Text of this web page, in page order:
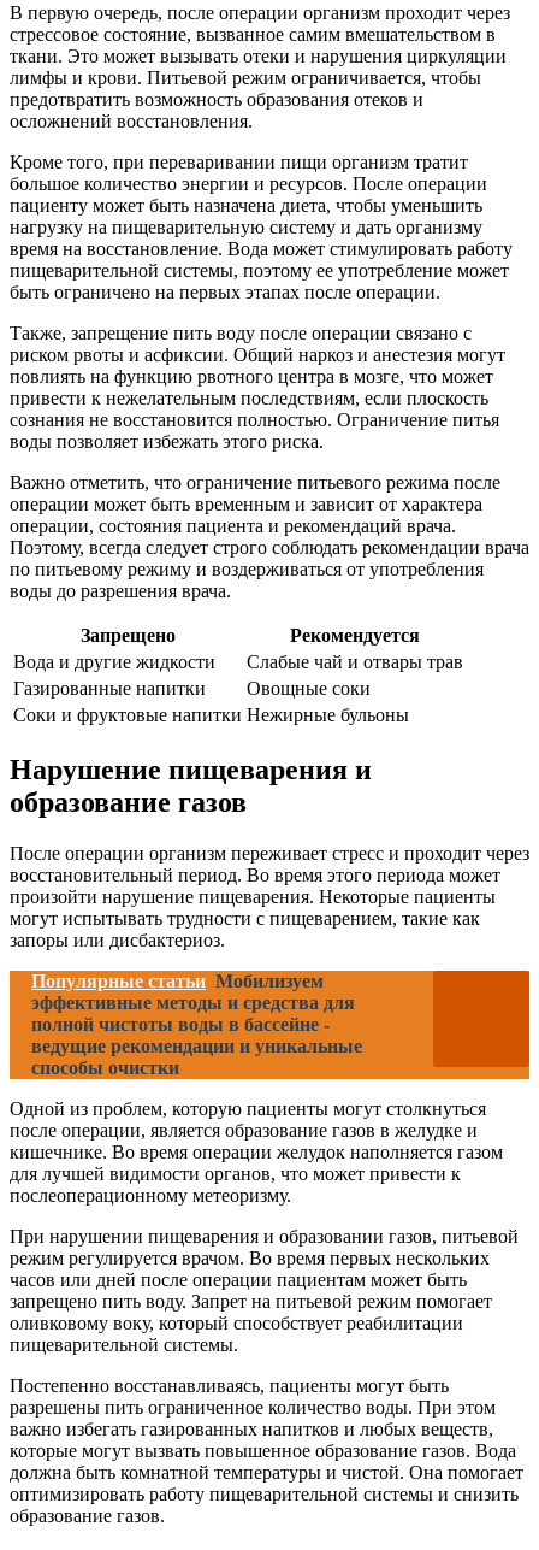
В первую очередь, после операции организм проходит через
стрессовое состояние, вызванное самим вмешательством в
ткани. Это может вызывать отеки и нарушения циркуляции
лимфы и крови. Питьевой режим ограничивается, чтобы
предотвратить возможность образования отеков и
осложнений восстановления.
Кроме того, при переваривании пищи организм тратит
большое количество энергии и ресурсов. После операции
пациенту может быть назначена диета, чтобы уменьшить
нагрузку на пищеварительную систему и дать организму
время на восстановление. Вода может стимулировать работу
пищеварительной системы, поэтому ее употребление может
быть ограничено на первых этапах после операции.
Также, запрещение пить воду после операции связано с
риском рвоты и асфиксии. Общий наркоз и анестезия могут
повлиять на функцию рвотного центра в мозге, что может
привести к нежелательным последствиям, если плоскость
сознания не восстановится полностью. Ограничение питья
воды позволяет избежать этого риска.
Важно отметить, что ограничение питьевого режима после
операции может быть временным и зависит от характера
операции, состояния пациента и рекомендаций врача.
Поэтому, всегда следует строго соблюдать рекомендации врача
по питьевому режиму и воздерживаться от употребления
воды до разрешения врача.
Запрещено
Рекомендуется
Вода и другие жидкости
Слабые чай и отвары трав
Газированные напитки
Овощные соки
Соки и фруктовые напитки Нежирные бульоны
Нарушение пищеварения и
образование газов
После операции организм переживает стресс и проходит через
восстановительный период. Во время этого периода может
произойти нарушение пищеварения. Некоторые пациенты
могут испытывать трудности с пищеварением, такие как
запоры или дисбактериоз.
Популярные статьи Мобилизуем
эффективные методы и средства для
полной чистоты воды в бассейне -
ведущие рекомендации и уникальные
способы очистки
Одной из проблем, которую пациенты могут столкнуться
после операции, является образование газов в желудке и
кишечнике. Во время операции желудок наполняется газом
для лучшей видимости органов, что может привести к
послеоперационному метеоризму.
При нарушении пищеварения и образовании газов, питьевой
режим регулируется врачом. Во время первых нескольких
часов или дней после операции пациентам может быть
запрещено пить воду. Запрет на питьевой режим помогает
оливковому воку, который способствует реабилитации
пищеварительной системы.
Постепенно восстанавливаясь, пациенты могут быть
разрешены пить ограниченное количество воды. При этом
важно избегать газированных напитков и любых веществ,
которые могут вызвать повышенное образование газов. Вода
должна быть комнатной температуры и чистой. Она помогает
оптимизировать работу пищеварительной системы и снизить
образование газов.